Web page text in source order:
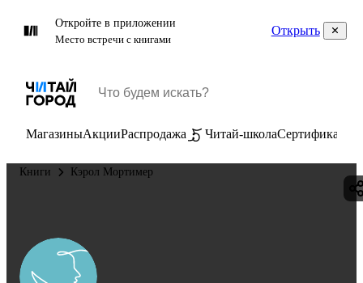
Откройте в приложении
Место встречи с книгами
Открыть
МагазиныАкцииРаспродажа Читай-школаСертификаты
Книги Кэрол Мортимер